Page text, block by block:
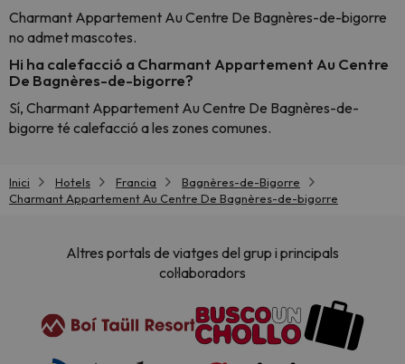
Charmant Appartement Au Centre De Bagnères-de-bigorre
no admet mascotes.
Hi ha calefacció a Charmant Appartement Au Centre
De Bagnères-de-bigorre?
Sí, Charmant Appartement Au Centre De Bagnères-de-
bigorre té calefacció a les zones comunes.
Inici Hotels Francia
Bagnères-de-Bigorre
Charmant Appartement Au Centre De Bagnères-de-bigorre
Altres portals de viatges del grup i principals
col·laboradors